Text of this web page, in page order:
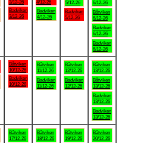
3/12-26
Badviken
3/12-26
4/12-26
Badviken
4/12-26
5/12-26
Badviken
5/12-26
6/12-26
Båtviken
6/12-26
Badviken
6/12-26
Badviken
6/12-26
Båtviken
10/12-26
Badviken
10/12-26
Båtviken
11/12-26
Badviken
11/12-26
Båtviken
12/12-26
Badviken
12/12-26
Båtviken
13/12-26
Båtviken
13/12-26
Badviken
13/12-26
Badviken
13/12-26
Båtviken
17/12-26
Båtviken
18/12-26
Båtviken
19/12-26
Båtviken
20/12-26